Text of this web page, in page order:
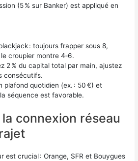
(5 % sur Banker) est appliqué en
: toujours frapper sous 8,
croupier montre 4‑6.
2 % du capital total par main, ajustez
consécutifs.
plafond quotidien (ex. : 50 €) et
séquence est favorable.
connexion réseau
est crucial : Orange, SFR et Bouygues